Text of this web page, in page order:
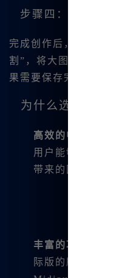
步骤四：导出和保存
完成创作后，用户可以选
割”，将大图分割为四宫
果需要保存完整图像，直
为什么选择
高效的中文支持
：
用户能够更加流畅地
带来的困扰。
丰富的功能
：
际版的所有功能，还